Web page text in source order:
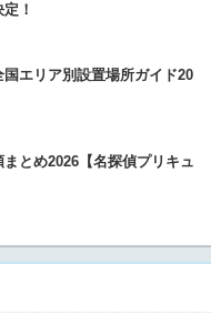
！
エリア別設置場所ガイド20
とめ2026【名探偵プリキュ